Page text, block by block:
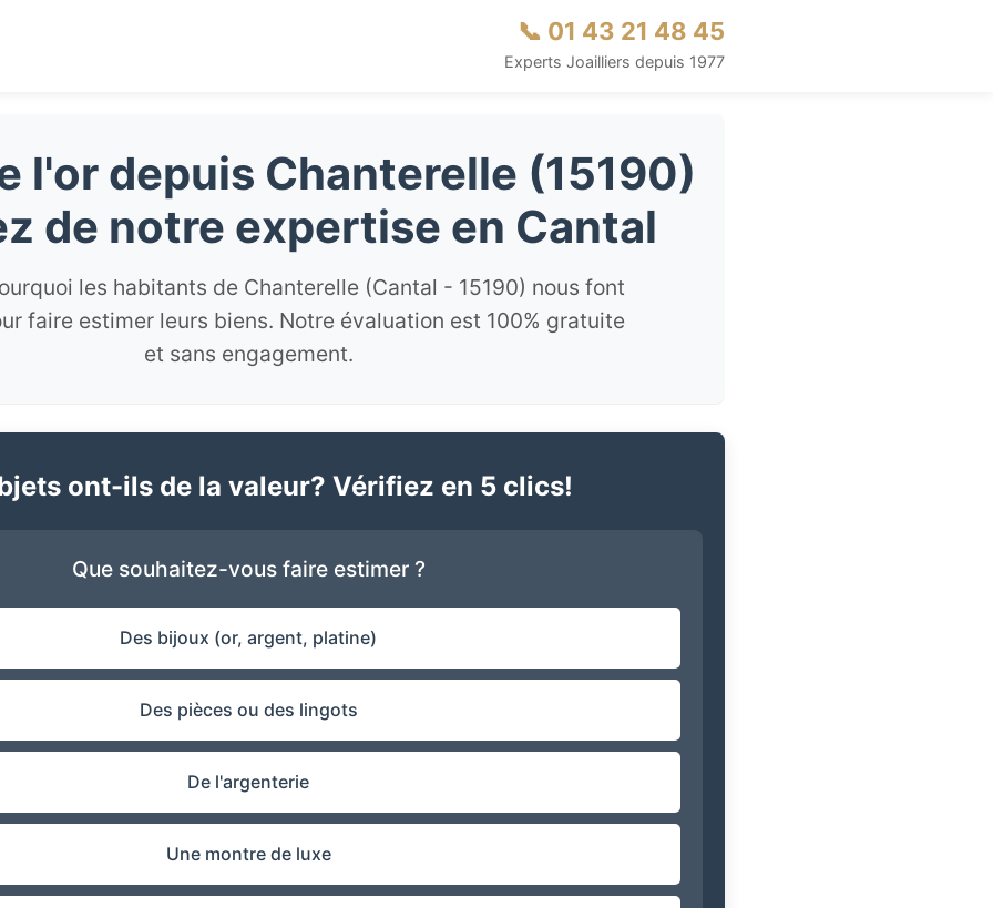
📞 01 43 21 48 45
Experts Joailliers depuis 1977
l'or depuis Chanterelle (15190)
de notre expertise en Cantal
les habitants de Chanterelle (Cantal - 15190) nous font
faire estimer leurs biens. Notre évaluation est 100% gratuite
et sans engagement.
ont-ils de la valeur? Vérifiez en 5 clics!
Que souhaitez-vous faire estimer ?
Des bijoux (or, argent, platine)
Des pièces ou des lingots
De l'argenterie
Une montre de luxe